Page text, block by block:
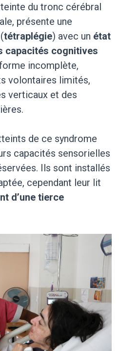
du tronc cérébral
présente une
tétraplégie) avec un état
capacités cognitives
incomplète,
volontaires limités,
verticaux et des
de ce syndrome
capacités sensorielles
Ils sont installés
cependant leur lit
d’une tierce